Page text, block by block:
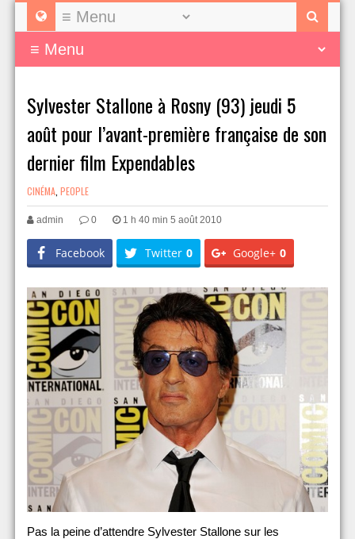
Sylvester Stallone à Rosny (93) jeudi 5
août pour l’avant-première française de son
dernier film Expendables
CINÉMA PEOPLE
admin 0 1 h 40 min 5 août 2010
Facebook Twitter 0 Google+ 0
Pas la peine d’attendre Sylvester Stallone sur les